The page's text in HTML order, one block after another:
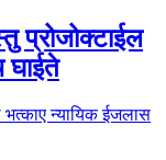
प्रोजोक्टाईल
घाईते